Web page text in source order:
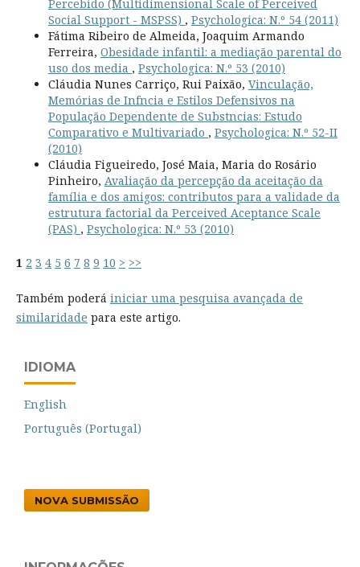
Percebido (Multidimensional Scale of Perceived
Social Support - MSPSS) , Psychologica: N.º 54 (2011)
Fátima Ribeiro de Almeida, Joaquim Armando
Ferreira, Obesidade infantil: a mediação parental do
uso dos media , Psychologica: N.º 53 (2010)
Cláudia Nunes Carriço, Rui Paixão, Vinculação,
Memórias de Infncia e Estilos Defensivos na
População Dependente de Substncias: Estudo
Comparativo e Multivariado , Psychologica: N.º 52-II
(2010)
Cláudia Figueiredo, José Maia, Maria do Rosário
Pinheiro, Avaliação da percepção da aceitação da
família e dos amigos: contributos para a validade da
estrutura factorial da Perceived Aceptance Scale
(PAS) , Psychologica: N.º 53 (2010)
1 2 3 4 5 6 7 8 9 10 > >>
Também poderá iniciar uma pesquisa avançada de
similaridade para este artigo.
IDIOMA
English
Português (Portugal)
NOVA SUBMISSÃO